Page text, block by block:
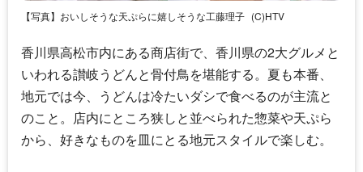
【写真】おいしそうな天ぷらに嬉しそうな工藤理子 (C)HTV
香川県高松市内にある商店街で、香川県の2大グルメと
いわれる讃岐うどんと骨付鳥を堪能する。夏も本番、
地元では今、うどんは冷たいダシで食べるのが主流と
のこと。店内にところ狭しと並べられた惣菜や天ぷら
から、好きなものを皿にとる地元スタイルで楽しむ。